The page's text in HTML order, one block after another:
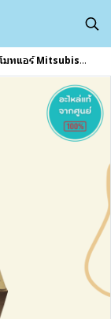
(PAR-21MAA) รุ่น PCY รีโมทแอร์ ของแท้ศูนย์